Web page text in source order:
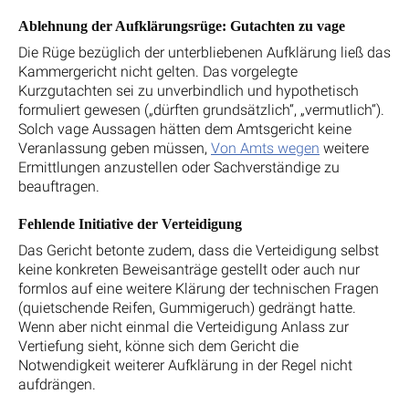
Ablehnung der Aufklärungsrüge: Gutachten zu vage
Die Rüge bezüglich der unterbliebenen Aufklärung ließ das
Kammergericht nicht gelten. Das vorgelegte
Kurzgutachten sei zu unverbindlich und hypothetisch
formuliert gewesen („dürften grundsätzlich“, „vermutlich“).
Solch vage Aussagen hätten dem Amtsgericht keine
Veranlassung geben müssen, Von Amts wegen weitere
Ermittlungen anzustellen oder Sachverständige zu
beauftragen.
Fehlende Initiative der Verteidigung
Das Gericht betonte zudem, dass die Verteidigung selbst
keine konkreten Beweisanträge gestellt oder auch nur
formlos auf eine weitere Klärung der technischen Fragen
(quietschende Reifen, Gummigeruch) gedrängt hatte.
Wenn aber nicht einmal die Verteidigung Anlass zur
Vertiefung sieht, könne sich dem Gericht die
Notwendigkeit weiterer Aufklärung in der Regel nicht
aufdrängen.